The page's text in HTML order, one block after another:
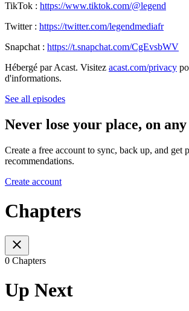
TikTok : https://www.tiktok.com/@legend
Twitter : https://twitter.com/legendmediafr
Snapchat : https://t.snapchat.com/CgEvsbWV
Hébergé par Acast. Visitez acast.com/privacy
d'informations.
See all episodes
Never lose your place, on
Create a free account to sync, back up, and get
recommendations.
Create account
Chapters
0 Chapters
Up Next